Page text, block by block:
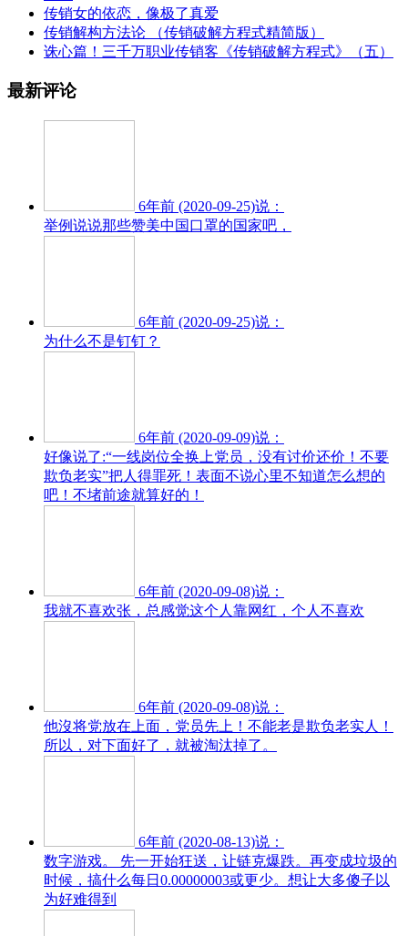
传销女的依恋，像极了真爱
传销解构方法论 （传销破解方程式精简版）
诛心篇！三千万职业传销客《传销破解方程式》（五）
最新评论
6年前 (2020-09-25)说：
举例说说那些赞美中国口罩的国家吧，
6年前 (2020-09-25)说：
为什么不是钉钉？
6年前 (2020-09-09)说：
好像说了:“一线岗位全换上党员，没有讨价还价！不要
欺负老实”把人得罪死！表面不说心里不知道怎么想的
吧！不堵前途就算好的！
6年前 (2020-09-08)说：
我就不喜欢张，总感觉这个人靠网红，个人不喜欢
6年前 (2020-09-08)说：
他沒将党放在上面，党员先上！不能老是欺负老实人！
所以，对下面好了，就被淘汰掉了。
6年前 (2020-08-13)说：
数字游戏。 先一开始狂送，让链克爆跌。再变成垃圾的
时候，搞什么每日0.00000003或更少。想让大多傻子以
为好难得到